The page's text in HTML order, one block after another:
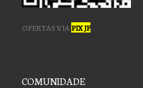
OFERTAS VIA PIX JF
COMUNIDADE